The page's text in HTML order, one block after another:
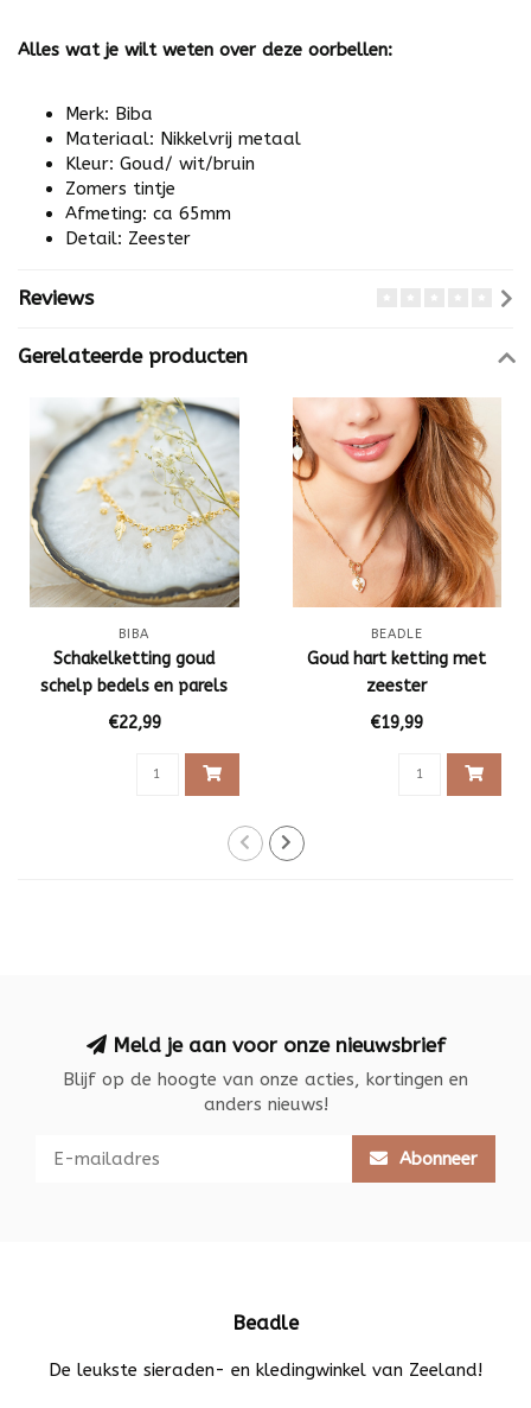
Alles wat je wilt weten over deze oorbellen:
Merk: Biba
Materiaal: Nikkelvrij metaal
Kleur: Goud/ wit/bruin
Zomers tintje
Afmeting: ca 65mm
Detail: Zeester
Reviews
Gerelateerde producten
BIBA
Schakelketting goud
schelp bedels en parels
€22,99
BEADLE
Goud hart ketting met
zeester
€19,99
Meld je aan voor onze nieuwsbrief
Blijf op de hoogte van onze acties, kortingen en
anders nieuws!
Abonneer
Beadle
De leukste sieraden- en kledingwinkel van Zeeland!